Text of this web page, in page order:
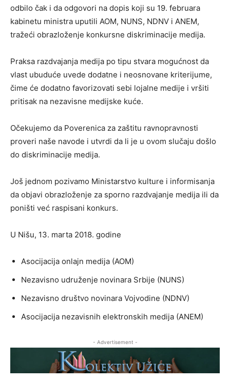
odbilo čak i da odgovori na dopis koji su 19. februara
kabinetu ministra uputili AOM, NUNS, NDNV i ANEM,
tražeći obrazloženje konkursne diskriminacije medija.
Praksa razdvajanja medija po tipu stvara mogućnost da
vlast ubuduće uvede dodatne i neosnovane kriterijume,
čime će dodatno favorizovati sebi lojalne medije i vršiti
pritisak na nezavisne medijske kuće.
Očekujemo da Poverenica za zaštitu ravnopravnosti
proveri naše navode i utvrdi da li je u ovom slučaju došlo
do diskriminacije medija.
Još jednom pozivamo Ministarstvo kulture i informisanja
da objavi obrazloženje za sporno razdvajanje medija ili da
poništi već raspisani konkurs.
U Nišu, 13. marta 2018. godine
Asocijacija onlajn medija (AOM)
Nezavisno udruženje novinara Srbije (NUNS)
Nezavisno društvo novinara Vojvodine (NDNV)
Asocijacija nezavisnih elektronskih medija (ANEM)
- Advertisement -